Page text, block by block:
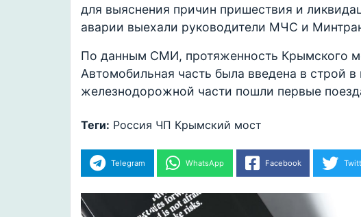
для выяснения причин пришествия и
аварии выехали руководители МЧС и
По данным СМИ, протяженность Крымского
Автомобильная часть была введена в строй
железнодорожной части пошли первые
Теги: Россия ЧП Крымский мост
Telegram WhatsApp Facebook